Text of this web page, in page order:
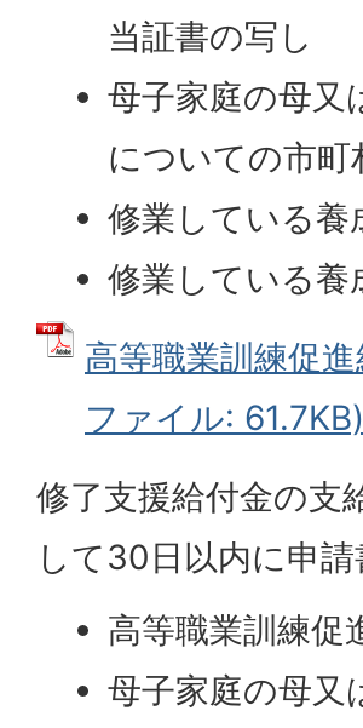
当証書の写し
母子家庭の母又
についての市町
修業している養
修業している養
高等職業訓練促
ファイル: 61.7KB)
修了支援給付金の支
して30日以内に申
高等職業訓練促
母子家庭の母又